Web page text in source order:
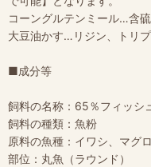
コーングルテンミール…含
大豆油かす…リジン、トリ
■成分等
飼料の名称：65％フィッシ
飼料の種類：魚粉
原料の魚種：イワシ、マグ
部位：丸魚（ラウンド）